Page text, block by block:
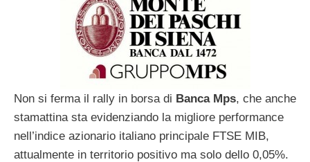
Non si ferma il rally in borsa di Banca Mps, che anche
stamattina sta evidenziando la migliore performance
nell’indice azionario italiano principale FTSE MIB,
attualmente in territorio positivo ma solo dello 0,05%.